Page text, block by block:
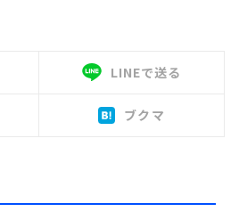
LINEで送る
ブクマ